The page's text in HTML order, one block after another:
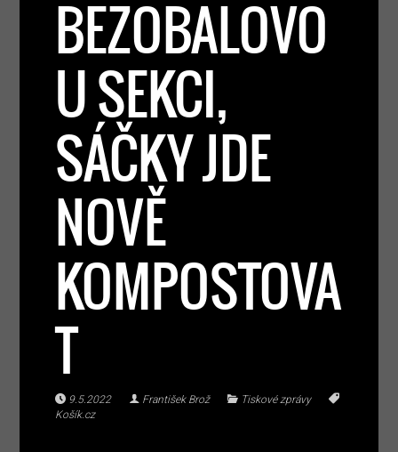
BEZOBALOVO
U SEKCI,
SÁČKY JDE
NOVĚ
KOMPOSTOVA
T
9.5.2022 František Brož
Tiskové zprávy
Košík.cz